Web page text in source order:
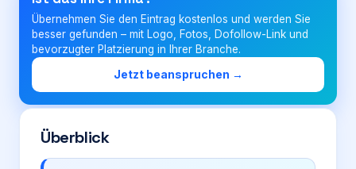
Firma eintragen
Übernehmen Sie den Eintrag kostenlos und werden Sie
besser gefunden – mit Logo, Fotos, Dofollow-Link und
bevorzugter Platzierung in Ihrer Branche.
Jetzt beanspruchen →
Überblick